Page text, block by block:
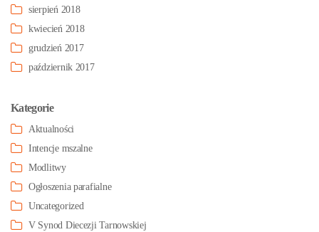
sierpień 2018
kwiecień 2018
grudzień 2017
październik 2017
Kategorie
Aktualności
Intencje mszalne
Modlitwy
Ogłoszenia parafialne
Uncategorized
V Synod Diecezji Tarnowskiej